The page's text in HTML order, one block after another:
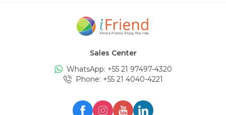
Amsterdam
Edinburgh
Local guides inLondon
Local guides inMilan
Sales Center
WhatsApp: +55 21 97497-4320
Phone: +55 21 4040-4221